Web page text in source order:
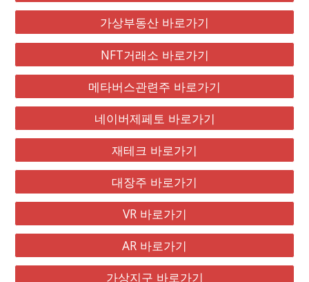
가상부동산 바로가기
NFT거래소 바로가기
메타버스관련주 바로가기
네이버제페토 바로가기
재테크 바로가기
대장주 바로가기
VR 바로가기
AR 바로가기
가상지구 바로가기